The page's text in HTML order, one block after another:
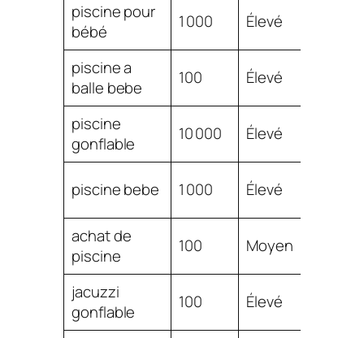
piscine pour
bébé
1 000 Élevé
piscine a
balle bebe
100 Élevé
piscine
gonflable
10 000 Élevé
piscine bebe 1 000 Élevé
achat de
piscine
100 Moyen
jacuzzi
gonflable
100 Élevé